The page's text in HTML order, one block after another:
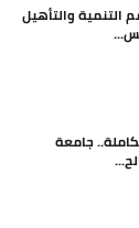
قسم التنمية والتأهيل
جامعة